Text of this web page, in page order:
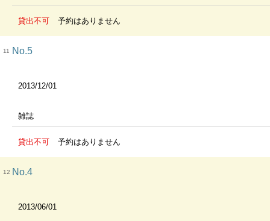
貸出不可 予約はありません
11 No.5
2013/12/01
雑誌
貸出不可 予約はありません
12 No.4
2013/06/01